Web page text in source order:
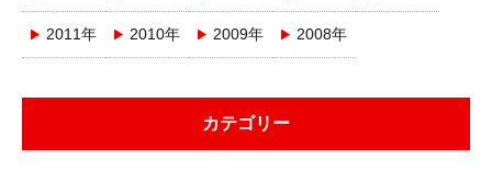
2011年 2010年 2009年 2008年
カテゴリー